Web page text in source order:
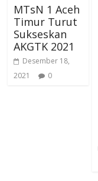
MTsN 1 Aceh
Timur Turut
Sukseskan
AKGTK 2021
Desember 18,
2021
0